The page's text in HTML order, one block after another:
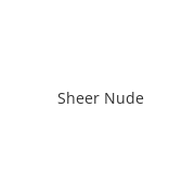
Sheer Nude